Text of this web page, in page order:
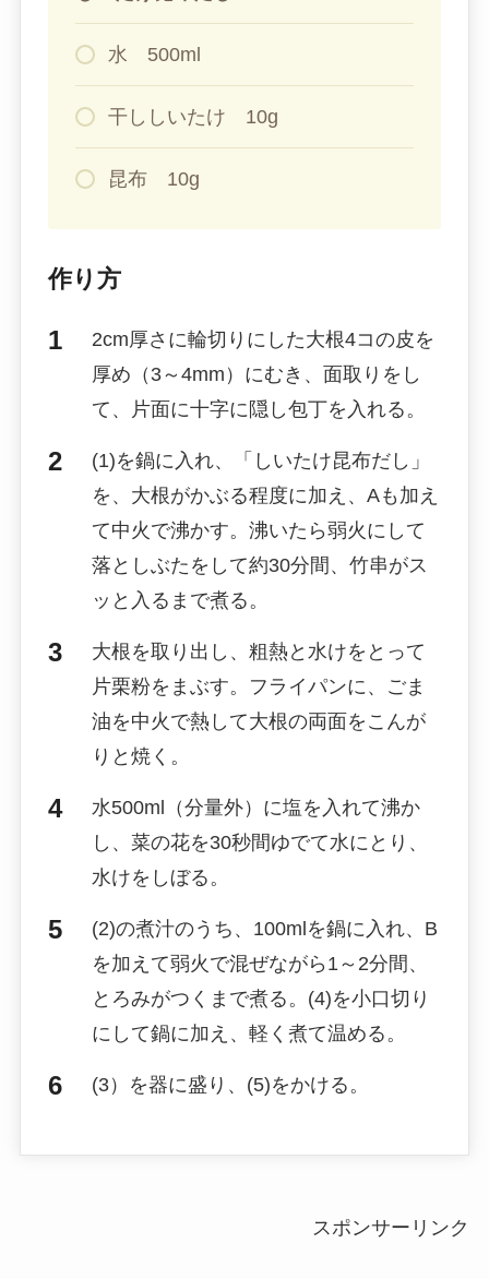
水 500ml
干ししいたけ 10g
昆布 10g
作り方
2cm厚さに輪切りにした大根4コの皮を
厚め（3～4mm）にむき、面取りをし
て、片面に十字に隠し包丁を入れる。
(1)を鍋に入れ、「しいたけ昆布だし」
を、大根がかぶる程度に加え、Aも加え
て中火で沸かす。沸いたら弱火にして
落としぶたをして約30分間、竹串がス
ッと入るまで煮る。
大根を取り出し、粗熱と水けをとって
片栗粉をまぶす。フライパンに、ごま
油を中火で熱して大根の両面をこんが
りと焼く。
水500ml（分量外）に塩を入れて沸か
し、菜の花を30秒間ゆでて水にとり、
水けをしぼる。
(2)の煮汁のうち、100mlを鍋に入れ、B
を加えて弱火で混ぜながら1～2分間、
とろみがつくまで煮る。(4)を小口切り
にして鍋に加え、軽く煮て温める。
(3）を器に盛り、(5)をかける。
スポンサーリンク